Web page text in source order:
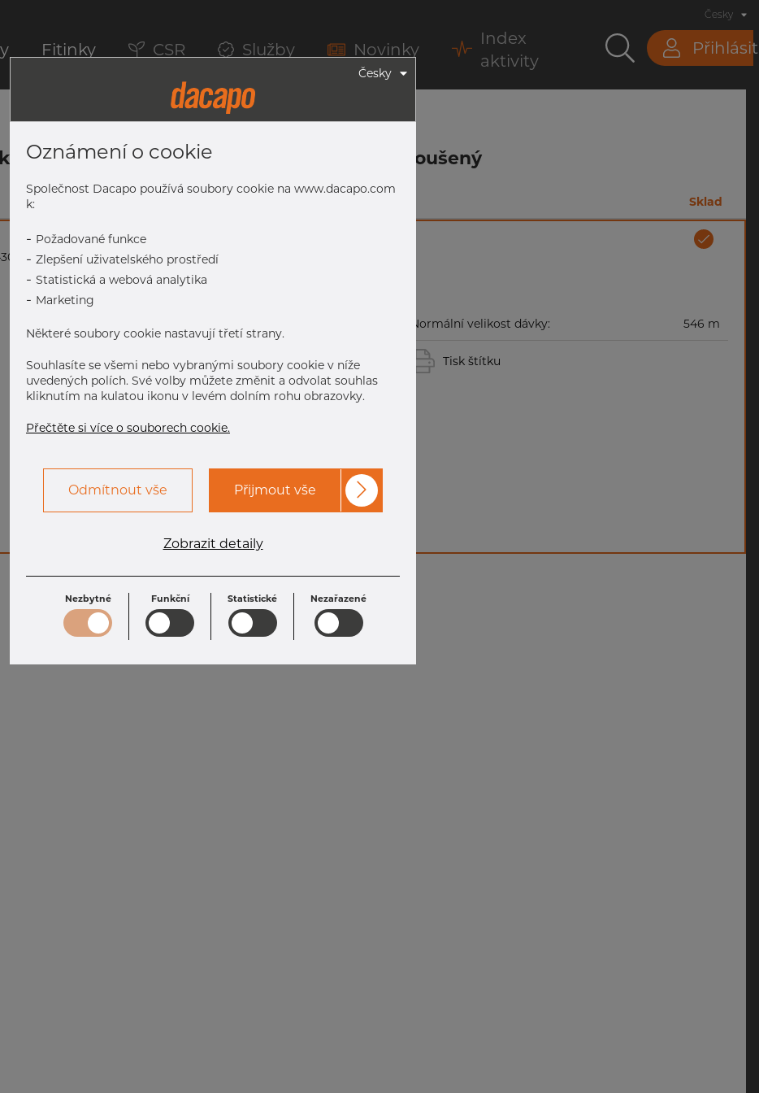
Fitinky CSR Služby Novinky
Index
aktivity
Přihlásit
Česky
1.4301/1.4307, EN 10296-2, Nežíhaná, Nebroušený
Sklad
1.4307, EN 10296-2, nežíhaná, nebroušený
Normální velikost dávky: 546 m
Tisk štítku
Česky
Oznámení o cookie
Společnost Dacapo používá soubory cookie na www.dacapo.com
k:
- Požadované funkce
- Zlepšení uživatelského prostředí
- Statistická a webová analytika
- Marketing
Některé soubory cookie nastavují třetí strany.
Souhlasíte se všemi nebo vybranými soubory cookie v níže
uvedených polích. Své volby můžete změnit a odvolat souhlas
kliknutím na kulatou ikonu v levém dolním rohu obrazovky.
Přečtěte si více o souborech cookie.
Odmítnout vše Přijmout vše
Zobrazit detaily
Nezbytné Funkční Statistické Nezařazené